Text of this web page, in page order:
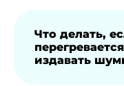
Также могла
устарели ее
определить
Попробуйте
на
минимуме или
Что делать,
издавать